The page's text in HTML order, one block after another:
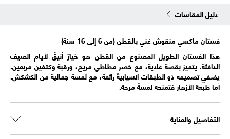
دليل المقاسات
فستان ماكسي منقوش غني بالقطن (من 6 إلى 16 سنة)
هذا الفستان الطويل المصنوع من القطن هو خيارٌ أنيقٌ لأيام الصيف
الدافئة. يتميز بقصة عادية، مع خصر مطاطي مريح، ورقبة وكتفين مربعين.
يضفي تصميمه ذو الطبقات انسيابيةً رائعة، مع لمسة جمالية من الكشكش.
أما طبعة الأزهار فتمنحه لمسةً مرحة.
التفاصيل والعناية